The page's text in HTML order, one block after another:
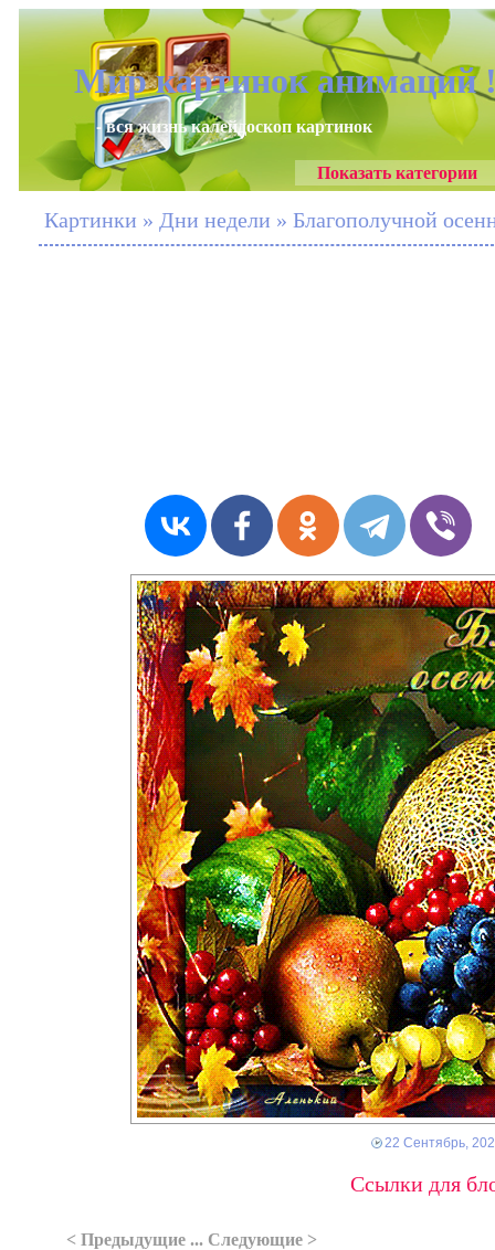
Мир картинок анимаций
- вся жизнь калейдоскоп картинок
Показать категории
Картинки » Дни недели » Благополучной
22 Сентябрь,
Ссылки для
< Предыдущие ... Следующие >